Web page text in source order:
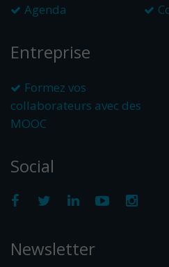
Agenda
Entreprise
Formez vos
collaborateurs avec des
MOOC
Social
Newsletter